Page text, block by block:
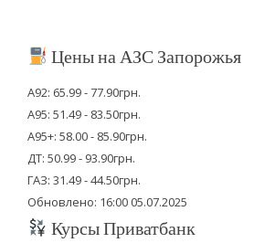
Цены на АЗС Запорожья
А92: 65.99 - 77.90грн.
А95: 51.49 - 83.50грн.
А95+: 58.00 - 85.90грн.
ДТ: 50.99 - 93.90грн.
ГАЗ: 31.49 - 44.50грн.
Обновлено: 16:00 05.07.2025
Курсы Приватбанк